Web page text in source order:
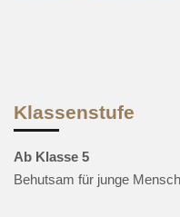
Klassenstufe
Ab Klasse 5
Behutsam für junge